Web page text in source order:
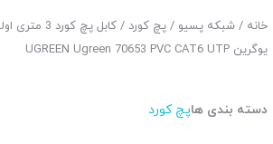
خانه /شبکه پسیو /پچ کورد
/ کابل پچ کورد
یوگرین UGREEN Ugreen 70653 PVC CAT6 UTP
دسته بندی هاپچ کورد